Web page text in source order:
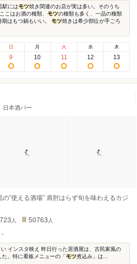
駅にはモツ焼き関連のお店が実は多い。そのうち
こはお酒の種類、 モツの種類も多く、一品の種類
はもつ鍋もいい。 モツ焼きは希少部位が手ごろ
日
9
月
10
火
11
水
12
木
13
日本酒バー
”使える酒場” 肩肘はらず旬を味わえるカジ
723 人 50763 人
-
い インスタ映え 昨日行った居酒屋は、古民家風の
。特に看板メニューの「 モツ煮込み」は...